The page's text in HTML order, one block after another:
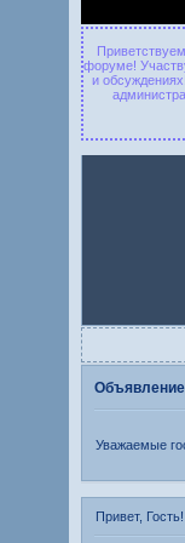
форуме!
и
Объявление
Уважаемые
Привет, Гость!